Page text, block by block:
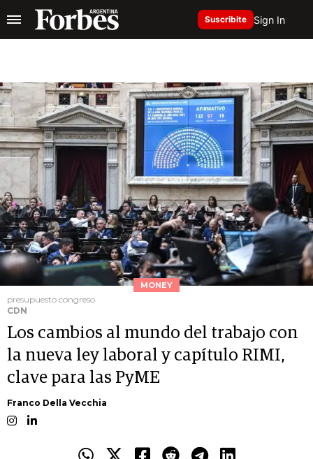
Suscribite Sign In
MONEY
presupuesto congreso
CDN
Los cambios al mundo del trabajo con
la nueva ley laboral y capítulo RIMI,
clave para las PyME
Franco Della Vecchia